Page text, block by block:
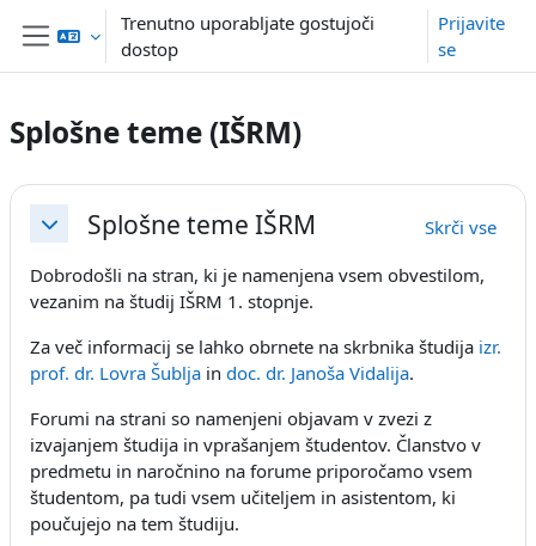
Preskoči na glavno vsebino
Stransko polje
Trenutno uporabljate gostujoči
dostop
Prijavite
se
Splošne teme (IŠRM)
Osnutek odseka
Skrči Splošne teme IŠRM
Skrči vse
Dobrodošli na stran, ki je namenjena vsem obvestilom,
vezanim na študij IŠRM 1. stopnje.
Za več informacij se lahko obrnete na skrbnika študija izr.
prof. dr. Lovra Šublja in doc. dr. Janoša Vidalija.
Forumi na strani so namenjeni objavam v zvezi z
izvajanjem študija in vprašanjem študentov. Članstvo v
predmetu in naročnino na forume priporočamo vsem
študentom, pa tudi vsem učiteljem in asistentom, ki
poučujejo na tem študiju.